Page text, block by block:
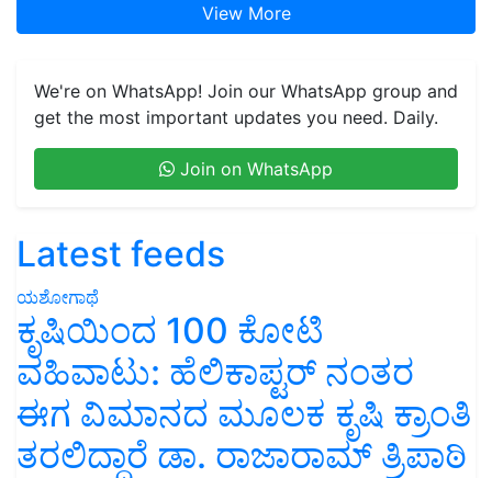
View More
We're on WhatsApp! Join our WhatsApp group and
get the most important updates you need. Daily.
Join on WhatsApp
Latest feeds
ಯಶೋಗಾಥೆ
ಕೃಷಿಯಿಂದ 100 ಕೋಟಿ
ವಹಿವಾಟು: ಹೆಲಿಕಾಪ್ಟರ್ ನಂತರ
ಈಗ ವಿಮಾನದ ಮೂಲಕ ಕೃಷಿ ಕ್ರಾಂತಿ
ತರಲಿದ್ದಾರೆ ಡಾ. ರಾಜಾರಾಮ್ ತ್ರಿಪಾಠಿ